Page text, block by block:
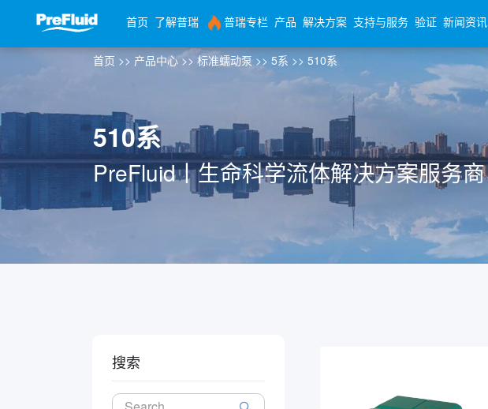
首页 了解普瑞 普瑞专栏 产品 解决方案 支持与服务 验证 新闻资讯
510系
PreFluid丨生命科学流体解决方案服务商
首页 >> 产品中心>> 标准蠕动泵>> 5系 >> 510系
搜索